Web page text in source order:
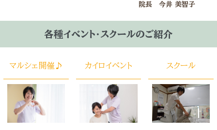
院長 今井 美智子
各種イベント・スクールのご紹介
マルシェ開催♪ カイロイベント スクール